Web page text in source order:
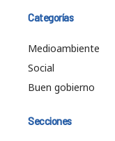
Categorías
Medioambiente
Social
Buen gobierno
Secciones